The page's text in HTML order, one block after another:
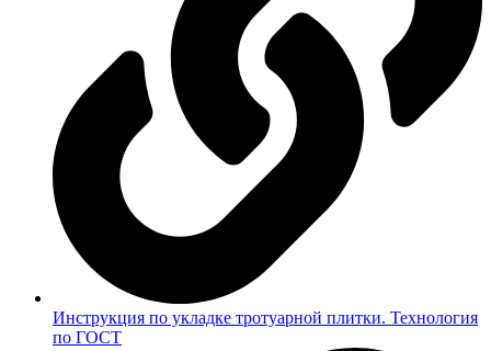
Инструкция по укладке тротуарной плитки. Технология
по ГОСТ